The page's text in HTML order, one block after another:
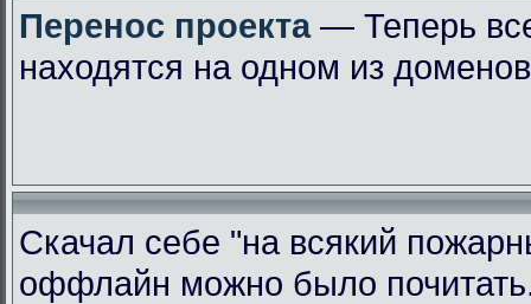
Перенос проекта— Теперь
находятся на одном из
Скачал себе "на всякий
оффлайн можно было